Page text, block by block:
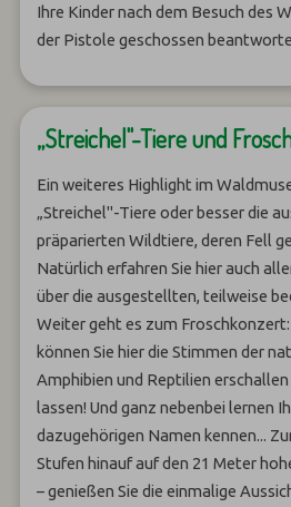
Ihre Kinder nach dem Besuch des
der Pistole geschossen
„Streichel"-Tiere und
Ein weiteres Highlight im
„Streichel"-Tiere oder besser die
präparierten Wildtiere, deren Fell
Natürlich erfahren Sie hier auch
über die ausgestellten, teilweise
Weiter geht es zum
können Sie hier die Stimmen der
Amphibien und Reptilien erschallen
lassen! Und ganz nebenbei lernen
dazugehörigen Namen kennen...
Stufen hinauf auf den 21 Meter
– genießen Sie die einmalige